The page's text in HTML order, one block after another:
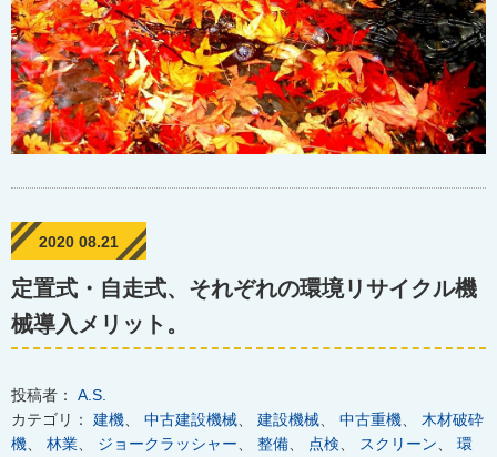
2020 08.21
定置式・自走式、それぞれの環境リサイクル機
械導入メリット。
投稿者： A.S.
カテゴリ： 建機 中古建設機械 建設機械 中古重機
木材破砕
機
林業 ジョークラッシャー 整備 点検 スクリーン
環